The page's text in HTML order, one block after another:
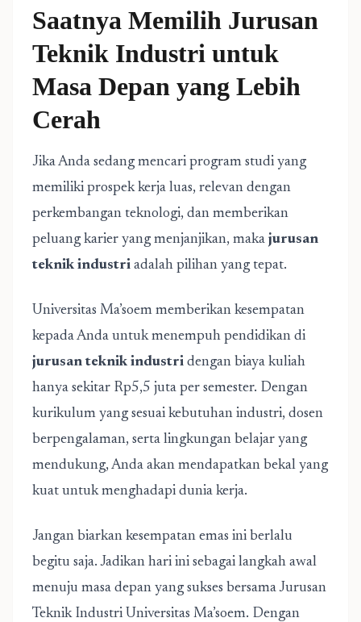
Saatnya Memilih Jurusan
Teknik Industri untuk
Masa Depan yang Lebih
Cerah
Jika Anda sedang mencari program studi yang
memiliki prospek kerja luas, relevan dengan
perkembangan teknologi, dan memberikan
peluang karier yang menjanjikan, maka jurusan
teknik industri adalah pilihan yang tepat.
Universitas Ma’soem memberikan kesempatan
kepada Anda untuk menempuh pendidikan di
jurusan teknik industri dengan biaya kuliah
hanya sekitar Rp5,5 juta per semester. Dengan
kurikulum yang sesuai kebutuhan industri, dosen
berpengalaman, serta lingkungan belajar yang
mendukung, Anda akan mendapatkan bekal yang
kuat untuk menghadapi dunia kerja.
Jangan biarkan kesempatan emas ini berlalu
begitu saja. Jadikan hari ini sebagai langkah awal
menuju masa depan yang sukses bersama Jurusan
Teknik Industri Universitas Ma’soem. Dengan